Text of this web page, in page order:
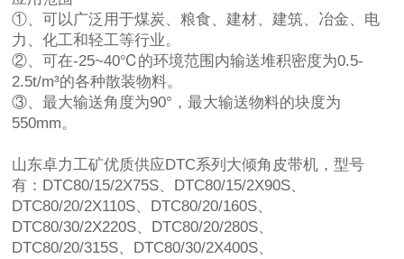
①、可以广泛用于煤炭、粮食、建材、建筑、冶金、电
力、化工和轻工等行业。
②、可在-25~40℃的环境范围内输送堆积密度为0.5-
2.5t/m³的各种散装物料。
③、最大输送角度为90°，最大输送物料的块度为
550mm。
山东卓力工矿优质供应DTC系列大倾角皮带机，型号
有：DTC80/15/2Χ75S、DTC80/15/2Χ90S、
DTC80/20/2Χ110S、DTC80/20/160S、
DTC80/30/2Χ220S、DTC80/20/280S、
DTC80/20/315S、DTC80/30/2Χ400S、